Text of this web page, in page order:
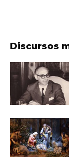
Discursos